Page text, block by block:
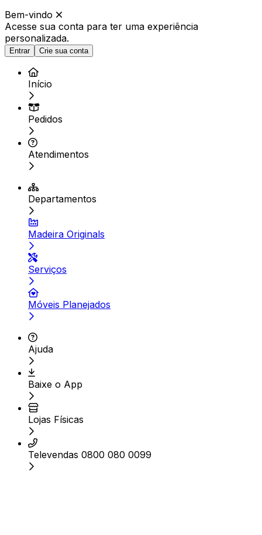
Bem-vindo
Acesse sua conta para ter uma experiência
personalizada.
Entrar Crie sua conta
Início
Pedidos
Atendimentos
Departamentos
Madeira Originals
Serviços
Móveis Planejados
Ajuda
Baixe o App
Lojas Físicas
Televendas 0800 080 0099